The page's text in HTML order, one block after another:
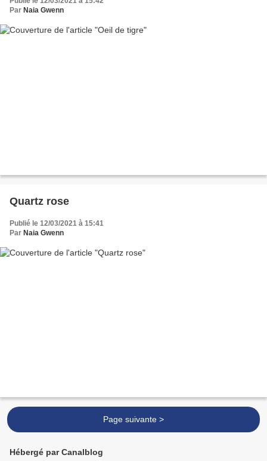
Par Naia Gwenn
Quartz rose
Publié le 12/03/2021 à 15:41
Par Naia Gwenn
Page suivante >
Hébergé par Canalblog